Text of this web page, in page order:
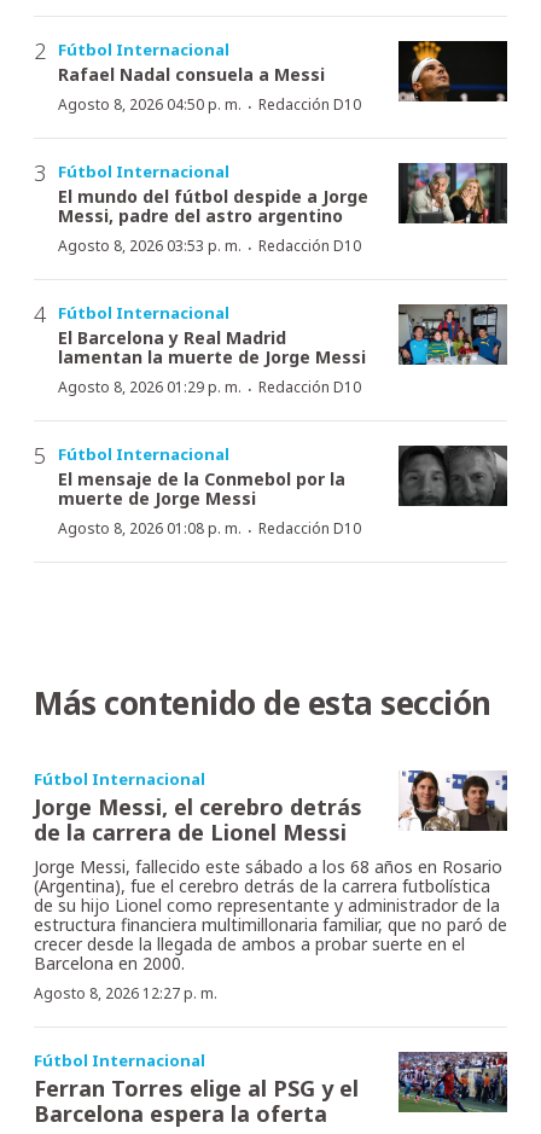
Fútbol Internacional
Rafael Nadal consuela a Messi
Agosto 8, 2026 04:50 p. m. · Redacción D10
Fútbol Internacional
El mundo del fútbol despide a Jorge
Messi, padre del astro argentino
Agosto 8, 2026 03:53 p. m. · Redacción D10
Fútbol Internacional
El Barcelona y Real Madrid
lamentan la muerte de Jorge Messi
Agosto 8, 2026 01:29 p. m. · Redacción D10
Fútbol Internacional
El mensaje de la Conmebol por la
muerte de Jorge Messi
Agosto 8, 2026 01:08 p. m. · Redacción D10
Más contenido de esta sección
Fútbol Internacional
Jorge Messi, el cerebro detrás
de la carrera de Lionel Messi
Jorge Messi, fallecido este sábado a los 68 años en Rosario
(Argentina), fue el cerebro detrás de la carrera futbolística
de su hijo Lionel como representante y administrador de la
estructura financiera multimillonaria familiar, que no paró de
crecer desde la llegada de ambos a probar suerte en el
Barcelona en 2000.
Agosto 8, 2026 12:27 p. m.
Fútbol Internacional
Ferran Torres elige al PSG y el
Barcelona espera la oferta